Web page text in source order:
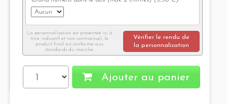
La personnalisation est présentée ici à
titre indicatif et non contractuel, le
produit final est conforme aux
standards du marché.
Vérifier le rendu de
la personnalisation
Ajouter au panier